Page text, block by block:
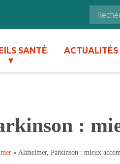
SANTÉ ACTUALITÉS
:
»Alzheimer, Parkinson : mieux